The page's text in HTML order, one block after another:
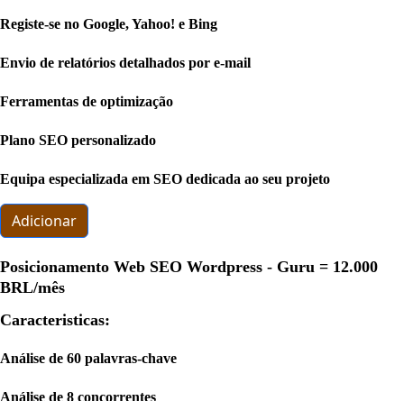
Registe-se no Google, Yahoo! e Bing
Envio de relatórios detalhados por e-mail
Ferramentas de optimização
Plano SEO personalizado
Equipa especializada em SEO dedicada ao seu projeto
Adicionar
Posicionamento Web SEO Wordpress - Guru = 12.000
BRL/mês
Caracteristicas:
Análise de 60 palavras-chave
Análise de 8 concorrentes